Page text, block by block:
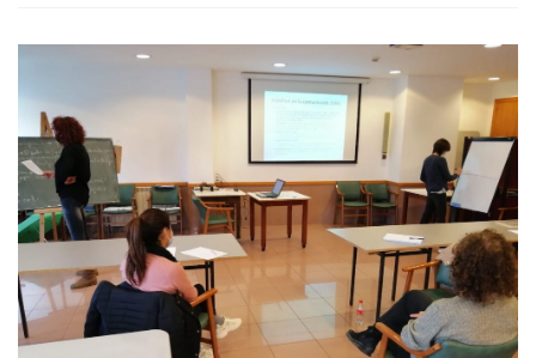
El
Reportatges
Entrevistes
Enquestes
A
escena!
Dis
teva!
Subscriptors
La